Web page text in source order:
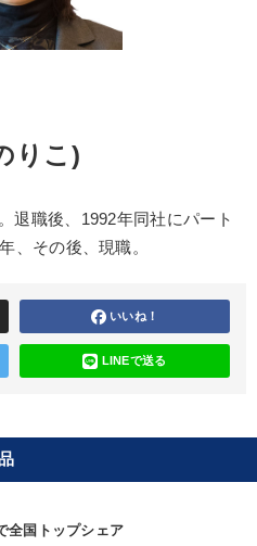
りこ)
退職後、1992年同社にパート
、その後、現職。
いいね！
LINEで送る
全国トップシェア